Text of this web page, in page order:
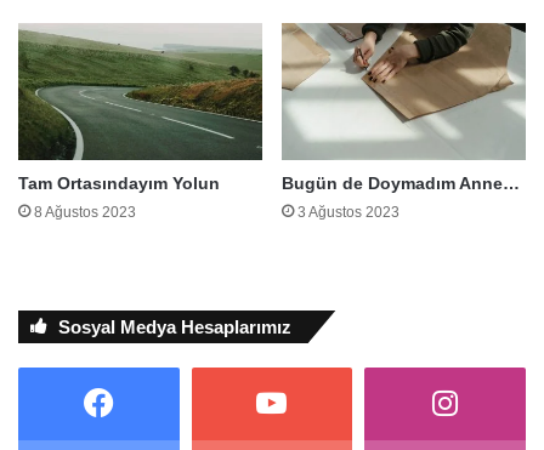
Tam Ortasındayım Yolun
8 Ağustos 2023
Bugün de Doymadım Anne…
3 Ağustos 2023
Sosyal Medya Hesaplarımız